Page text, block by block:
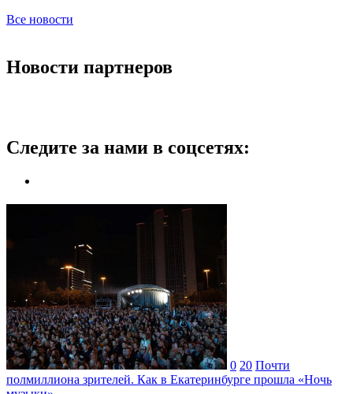
Все новости
Новости партнеров
Следите за нами в соцсетях:
0 20 Почти
полмиллиона зрителей. Как в Екатеринбурге прошла «Ночь